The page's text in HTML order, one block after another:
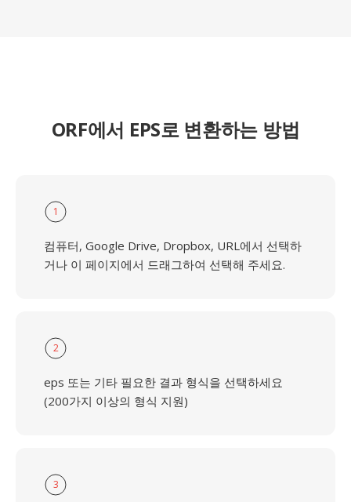
ORF에서 EPS로 변환하는 방법
1
컴퓨터, Google Drive, Dropbox, URL에서 선택하
거나 이 페이지에서 드래그하여 선택해 주세요.
2
eps 또는 기타 필요한 결과 형식을 선택하세요
(200가지 이상의 형식 지원)
3